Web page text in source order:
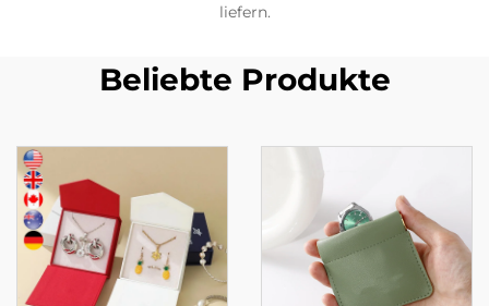
liefern.
Beliebte Produkte